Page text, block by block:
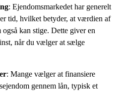
: Ejendomsmarkedet har generelt
tid, hvilket betyder, at værdien af
kan stige. Dette giver en
når du vælger at sælge
: Mange vælger at finansiere
gennem lån, typisk et